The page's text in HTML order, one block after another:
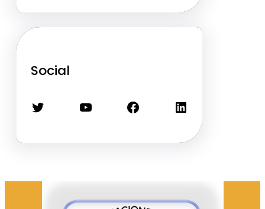
Social
Twitter YouTube Facebook LinkedIn